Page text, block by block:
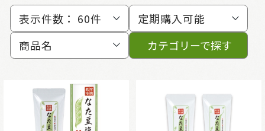
表示件数： 60件
定期購入可能
商品名
カテゴリーで探す